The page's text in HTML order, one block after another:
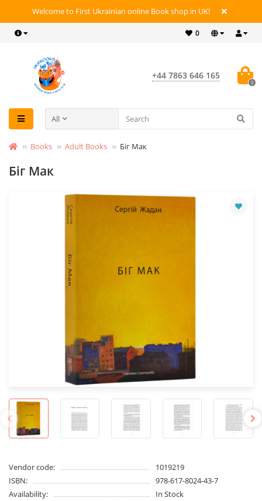
Welcome to First Ukrainian online Book shop in UK!
0
+44 7863 646 165
0
All
Books Adult Books Біг Мак
Біг Мак
Vendor code:
1019219
ISBN:
978-617-8024-43-7
Availability:
In Stock